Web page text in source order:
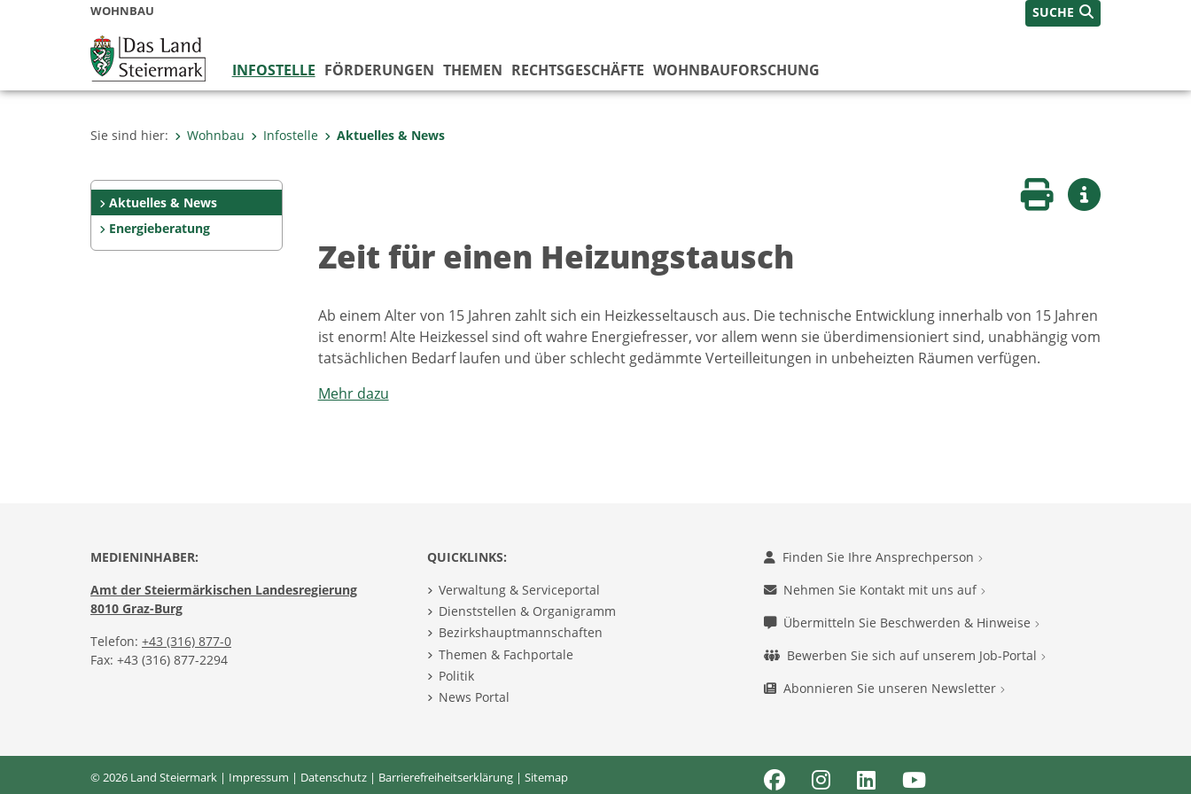
WOHNBAU SUCHE
INFOSTELLE FÖRDERUNGEN THEMEN RECHTSGESCHÄFTE WOHNBAUFORSCHUNG
Sie sind hier: Wohnbau Infostelle Aktuelles & News
Aktuelles & News
Energieberatung
Seite druckenWeitere Infos
Zeit für einen Heizungstausch
Ab einem Alter von 15 Jahren zahlt sich ein Heizkesseltausch aus. Die technische Entwicklung innerhalb von 15 Jahren
ist enorm! Alte Heizkessel sind oft wahre Energiefresser, vor allem wenn sie überdimensioniert sind, unabhängig vom
tatsächlichen Bedarf laufen und über schlecht gedämmte Verteilleitungen in unbeheizten Räumen verfügen.
Mehr dazu
MEDIENINHABER:
Amt der Steiermärkischen Landesregierung
8010 Graz-Burg
Telefon: +43 (316) 877-0
Fax: +43 (316) 877-2294
QUICKLINKS:
Verwaltung & Serviceportal
Dienststellen & Organigramm
Bezirkshauptmannschaften
Themen & Fachportale
Politik
News Portal
Finden Sie Ihre Ansprechperson
Nehmen Sie Kontakt mit uns auf
Übermitteln Sie Beschwerden & Hinweise
Bewerben Sie sich auf unserem Job-Portal
Abonnieren Sie unseren Newsletter
© 2026 Land Steiermark | Impressum | Datenschutz | Barrierefreiheitserklärung | Sitemap FacebookInstagramLinkedInYoutube